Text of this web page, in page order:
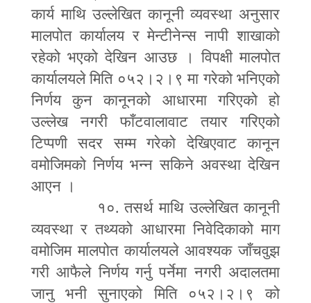
कार्य माथि उल्लेखित कानूनी व्यवस्था अनुसार
मालपोत कार्यालय र मेन्टीनेन्स नापी शाखाको
रहेको भएको देखिन आउछ । विपक्षी मालपोत
कार्यालयले मिति ०५२।२।९ मा गरेको भनिएको
निर्णय कुन कानूनको आधारमा गरिएको हो
उल्लेख नगरी फाँटवालावाट तयार गरिएको
टिप्पणी सदर सम्म गरेको देखिएवाट कानून
वमोजिमको निर्णय भन्न सकिने अवस्था देखिन
आएन ।
१०. तसर्थ माथि उल्लेखित कानूनी
व्यवस्था र तथ्यको आधारमा निवेदिकाको माग
वमोजिम मालपोत कार्यालयले आवश्यक जाँचवुझ
गरी आफैले निर्णय गर्नु पर्नेमा नगरी अदालतमा
जानु भनी सुनाएको मिति ०५२।२।९ को